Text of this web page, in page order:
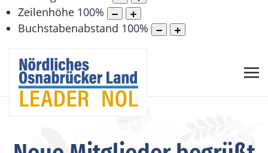
Zeilenhöhe 100%
Buchstabenabstand 100%